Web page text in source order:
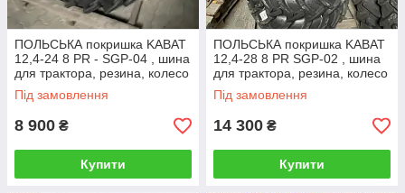
ПОЛЬСЬКА покришка KABAT
12,4-24 8 PR - SGP-04 , шина
для трактора, резина, колесо
Під замовлення
8 900 ₴
Купити
ПОЛЬСЬКА покришка KABAT
12,4-28 8 PR SGP-02 , шина
для трактора, резина, колесо
Під замовлення
14 300 ₴
Купити